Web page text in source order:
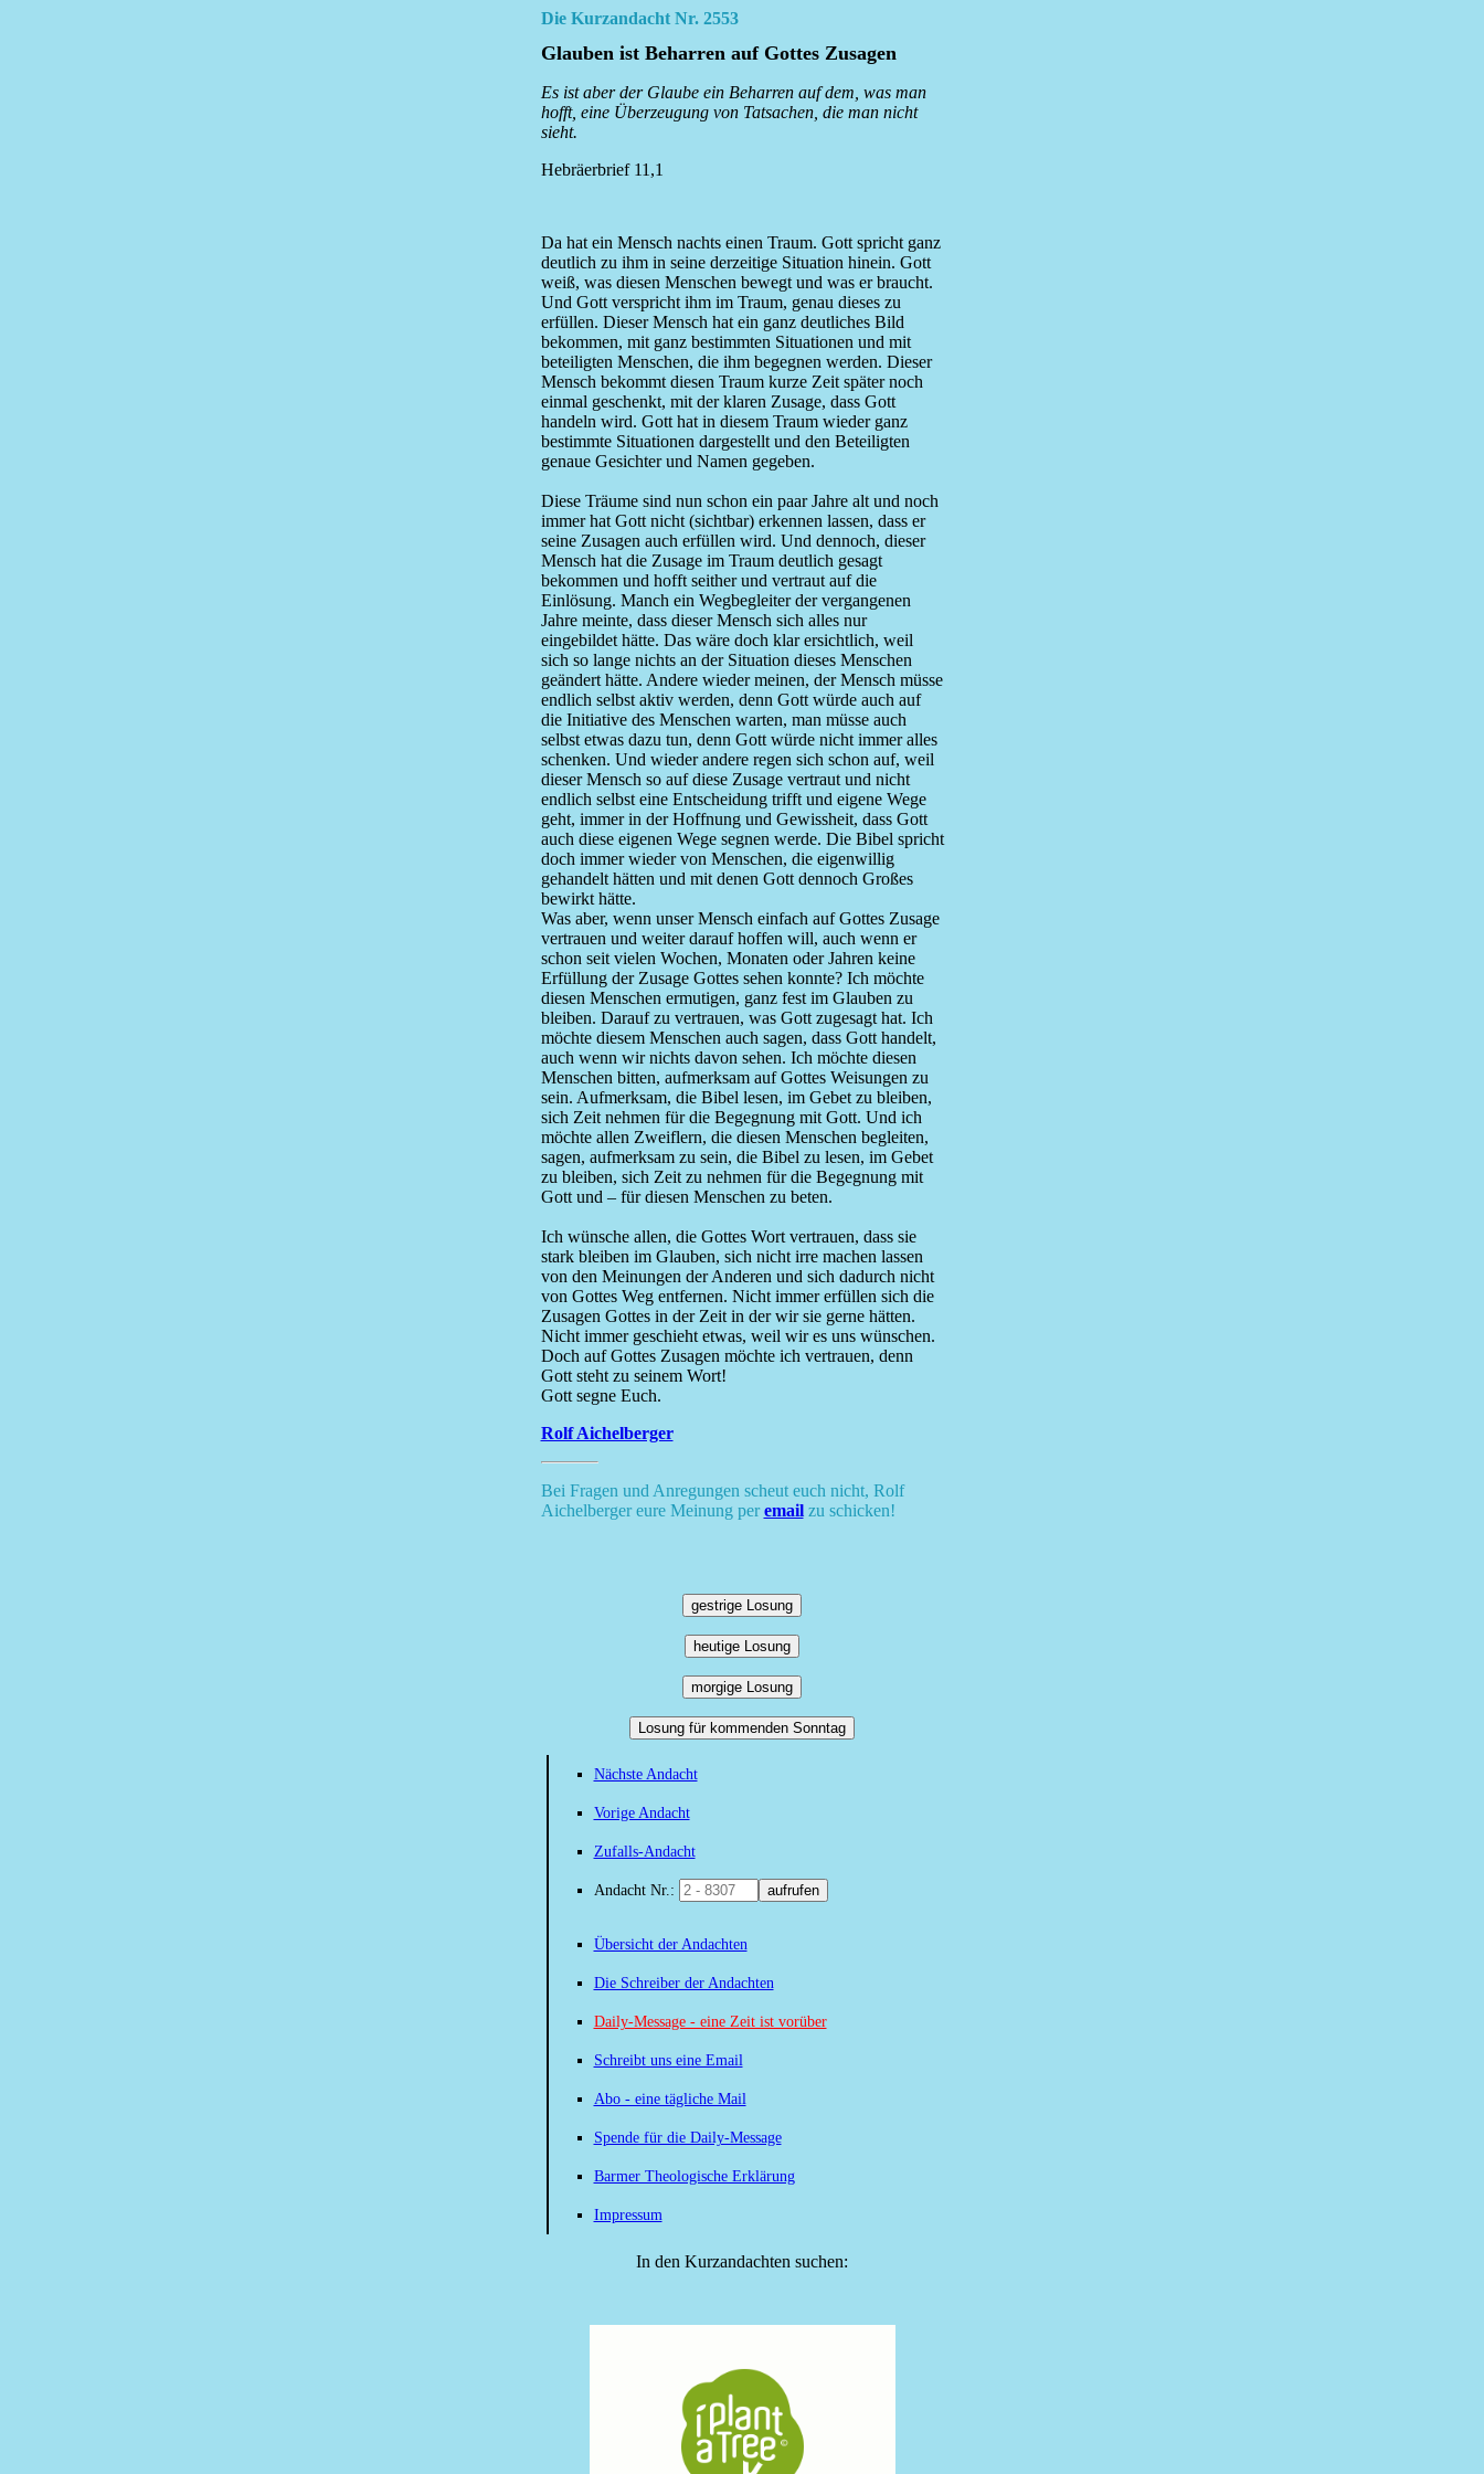
Die Kurzandacht Nr. 2553
Glauben ist Beharren auf Gottes Zusagen
Es ist aber der Glaube ein Beharren auf dem, was man
hofft, eine Überzeugung von Tatsachen, die man nicht
sieht.
Hebräerbrief 11,1
Da hat ein Mensch nachts einen Traum. Gott spricht ganz
deutlich zu ihm in seine derzeitige Situation hinein. Gott
weiß, was diesen Menschen bewegt und was er braucht.
Und Gott verspricht ihm im Traum, genau dieses zu
erfüllen. Dieser Mensch hat ein ganz deutliches Bild
bekommen, mit ganz bestimmten Situationen und mit
beteiligten Menschen, die ihm begegnen werden. Dieser
Mensch bekommt diesen Traum kurze Zeit später noch
einmal geschenkt, mit der klaren Zusage, dass Gott
handeln wird. Gott hat in diesem Traum wieder ganz
bestimmte Situationen dargestellt und den Beteiligten
genaue Gesichter und Namen gegeben.
Diese Träume sind nun schon ein paar Jahre alt und noch
immer hat Gott nicht (sichtbar) erkennen lassen, dass er
seine Zusagen auch erfüllen wird. Und dennoch, dieser
Mensch hat die Zusage im Traum deutlich gesagt
bekommen und hofft seither und vertraut auf die
Einlösung. Manch ein Wegbegleiter der vergangenen
Jahre meinte, dass dieser Mensch sich alles nur
eingebildet hätte. Das wäre doch klar ersichtlich, weil
sich so lange nichts an der Situation dieses Menschen
geändert hätte. Andere wieder meinen, der Mensch müsse
endlich selbst aktiv werden, denn Gott würde auch auf
die Initiative des Menschen warten, man müsse auch
selbst etwas dazu tun, denn Gott würde nicht immer alles
schenken. Und wieder andere regen sich schon auf, weil
dieser Mensch so auf diese Zusage vertraut und nicht
endlich selbst eine Entscheidung trifft und eigene Wege
geht, immer in der Hoffnung und Gewissheit, dass Gott
auch diese eigenen Wege segnen werde. Die Bibel spricht
doch immer wieder von Menschen, die eigenwillig
gehandelt hätten und mit denen Gott dennoch Großes
bewirkt hätte.
Was aber, wenn unser Mensch einfach auf Gottes Zusage
vertrauen und weiter darauf hoffen will, auch wenn er
schon seit vielen Wochen, Monaten oder Jahren keine
Erfüllung der Zusage Gottes sehen konnte? Ich möchte
diesen Menschen ermutigen, ganz fest im Glauben zu
bleiben. Darauf zu vertrauen, was Gott zugesagt hat. Ich
möchte diesem Menschen auch sagen, dass Gott handelt,
auch wenn wir nichts davon sehen. Ich möchte diesen
Menschen bitten, aufmerksam auf Gottes Weisungen zu
sein. Aufmerksam, die Bibel lesen, im Gebet zu bleiben,
sich Zeit nehmen für die Begegnung mit Gott. Und ich
möchte allen Zweiflern, die diesen Menschen begleiten,
sagen, aufmerksam zu sein, die Bibel zu lesen, im Gebet
zu bleiben, sich Zeit zu nehmen für die Begegnung mit
Gott und – für diesen Menschen zu beten.
Ich wünsche allen, die Gottes Wort vertrauen, dass sie
stark bleiben im Glauben, sich nicht irre machen lassen
von den Meinungen der Anderen und sich dadurch nicht
von Gottes Weg entfernen. Nicht immer erfüllen sich die
Zusagen Gottes in der Zeit in der wir sie gerne hätten.
Nicht immer geschieht etwas, weil wir es uns wünschen.
Doch auf Gottes Zusagen möchte ich vertrauen, denn
Gott steht zu seinem Wort!
Gott segne Euch.
Rolf Aichelberger
Bei Fragen und Anregungen scheut euch nicht, Rolf
Aichelberger eure Meinung peremailzu schicken!
gestrige Losung
heutige Losung
morgige Losung
Losung für kommenden Sonntag
Nächste Andacht
Vorige Andacht
Zufalls-Andacht
Andacht Nr.: aufrufen
Übersicht der Andachten
Die Schreiber der Andachten
Daily-Message - eine Zeit ist vorüber
Schreibt uns eine Email
Abo - eine tägliche Mail
Spende für die Daily-Message
Barmer Theologische Erklärung
Impressum
In den Kurzandachten suchen: